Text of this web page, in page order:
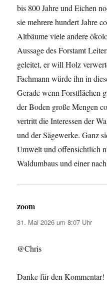
bis 800 Jahre und Eichen
sie mehrere hundert Jahre
Altbäume viele andere
Aussage des Forstamt
geleitet, er will Holz
Fachmann würde ihn in
Gerade wenn Forstflächen
der Boden große Mengen
vertritt die Interessen der
und der Sägewerke. Ganz
Umwelt und offensichtlich
Waldumbaus und einer
zoom
31. Mai 2026 um 8:07 Uhr
@Chris
Danke für den Kommentar!